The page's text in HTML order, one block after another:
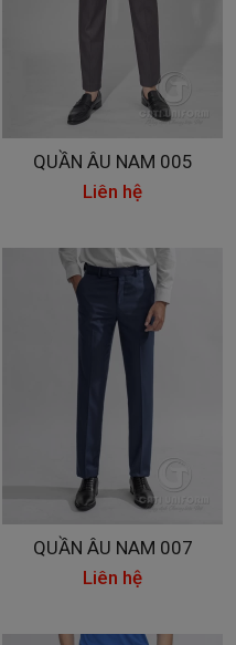
QUẦN ÂU NAM 005
Liên hệ
QUẦN ÂU NAM 007
Liên hệ